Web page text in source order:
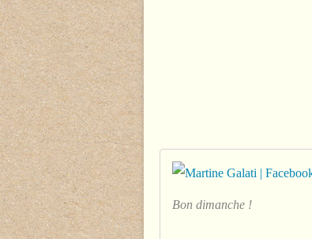
Bon dimanche !